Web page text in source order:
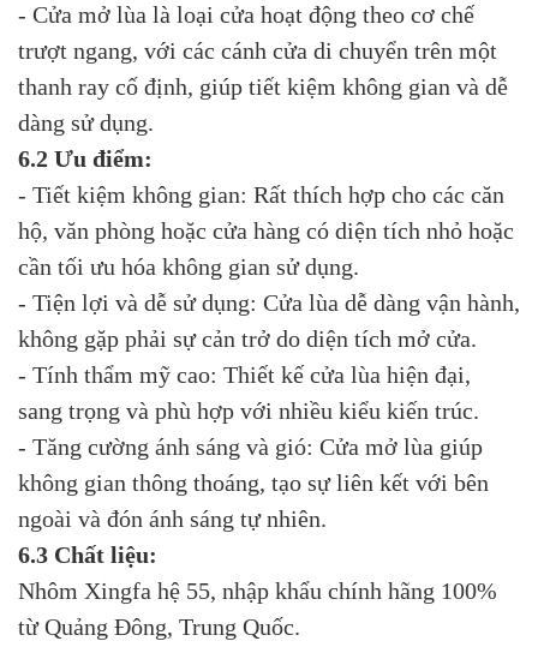
- Cửa mở lùa là loại cửa hoạt động theo cơ chế
trượt ngang, với các cánh cửa di chuyển trên một
thanh ray cố định, giúp tiết kiệm không gian và dễ
dàng sử dụng.
6.2 Ưu điểm:
- Tiết kiệm không gian: Rất thích hợp cho các căn
hộ, văn phòng hoặc cửa hàng có diện tích nhỏ hoặc
cần tối ưu hóa không gian sử dụng.
- Tiện lợi và dễ sử dụng: Cửa lùa dễ dàng vận hành,
không gặp phải sự cản trở do diện tích mở cửa.
- Tính thẩm mỹ cao: Thiết kế cửa lùa hiện đại,
sang trọng và phù hợp với nhiều kiểu kiến trúc.
- Tăng cường ánh sáng và gió: Cửa mở lùa giúp
không gian thông thoáng, tạo sự liên kết với bên
ngoài và đón ánh sáng tự nhiên.
6.3 Chất liệu:
Nhôm Xingfa hệ 55, nhập khẩu chính hãng 100%
từ Quảng Đông, Trung Quốc.